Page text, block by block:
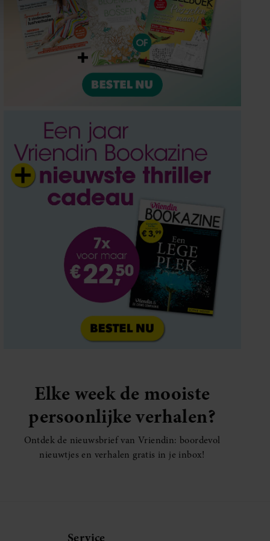
partners voor social
die u aan ze heeft
met onze cookies als u
Elke week de mooiste
persoonlijke verhalen?
Ontdek de nieuwsbrief van Vriendin: boordevol
nieuwtjes en verhalen gratis in je inbox!
Service